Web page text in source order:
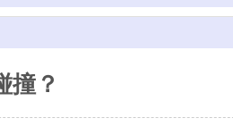
撞？